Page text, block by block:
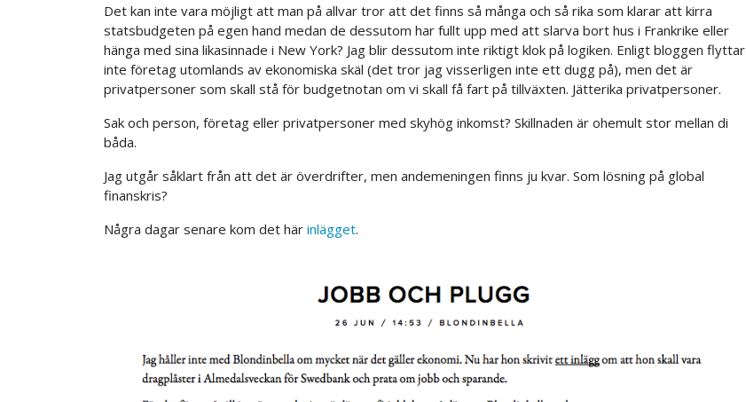
Det kan inte vara möjligt att man på allvar tror att det finns så många och så rika som klarar att kirra
statsbudgeten på egen hand medan de dessutom har fullt upp med att slarva bort hus i Frankrike eller
hänga med sina likasinnade i New York? Jag blir dessutom inte riktigt klok på logiken. Enligt bloggen flyttar
inte företag utomlands av ekonomiska skäl (det tror jag visserligen inte ett dugg på), men det är
privatpersoner som skall stå för budgetnotan om vi skall få fart på tillväxten. Jätterika privatpersoner.
Sak och person, företag eller privatpersoner med skyhög inkomst? Skillnaden är ohemult stor mellan di
båda.
Jag utgår såklart från att det är överdrifter, men andemeningen finns ju kvar. Som lösning på global
finanskris?
Några dagar senare kom det här inlägget.